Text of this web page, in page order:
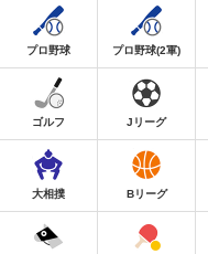
プロ野球 プロ野球(2軍)
ゴルフ Jリーグ
大相撲 Bリーグ